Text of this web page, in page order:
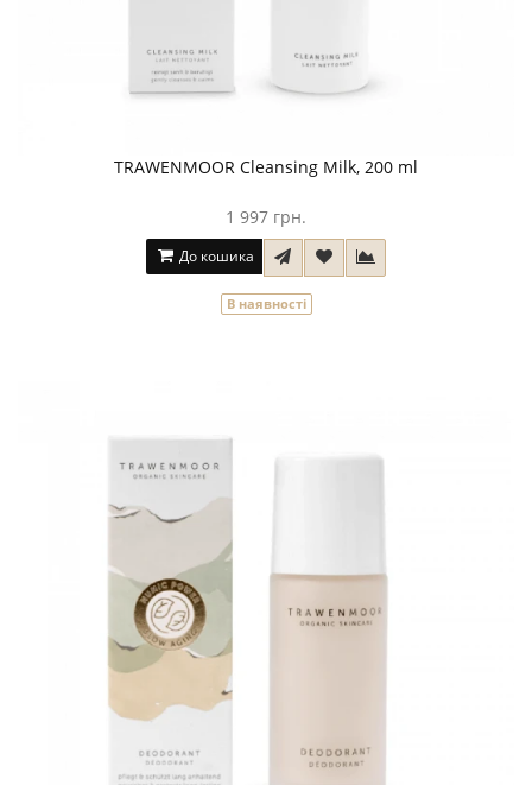
TRAWENMOOR Cleansing Milk, 200 ml
1 997 грн.
До кошика
В наявності